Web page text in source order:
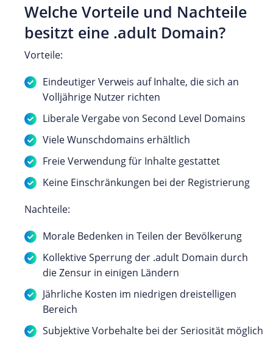
Welche Vorteile und Nachteile
besitzt eine .adult Domain?
Vorteile:
Eindeutiger Verweis auf Inhalte, die sich an
Volljährige Nutzer richten
Liberale Vergabe von Second Level Domains
Viele Wunschdomains erhältlich
Freie Verwendung für Inhalte gestattet
Keine Einschränkungen bei der Registrierung
Nachteile:
Morale Bedenken in Teilen der Bevölkerung
Kollektive Sperrung der .adult Domain durch
die Zensur in einigen Ländern
Jährliche Kosten im niedrigen dreistelligen
Bereich
Subjektive Vorbehalte bei der Seriosität möglich